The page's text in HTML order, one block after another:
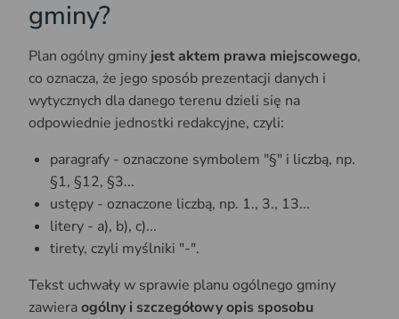
gminy?
Plan ogólny gminy jest aktem prawa miejscowego,
co oznacza, że jego sposób prezentacji danych i
wytycznych dla danego terenu dzieli się na
odpowiednie jednostki redakcyjne, czyli:
paragrafy - oznaczone symbolem "§" i liczbą, np.
§1, §12, §3...
ustępy - oznaczone liczbą, np. 1., 3., 13...
litery - a), b), c)...
tirety, czyli myślniki "-".
Tekst uchwały w sprawie planu ogólnego gminy
zawieraogólny i szczegółowy opis sposobu